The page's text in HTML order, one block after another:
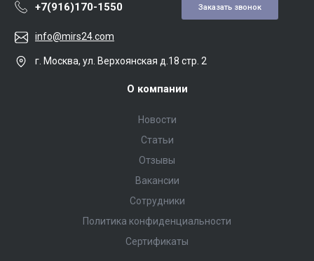
+7(916)170-1550 Заказать звонок
info@mirs24.com
г. Москва, ул. Верхоянская д.18 стр. 2
О компании
Новости
Статьи
Отзывы
Вакансии
Сотрудники
Политика конфиденциальности
Сертификаты